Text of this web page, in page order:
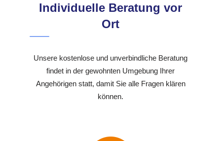
Individuelle Beratung vor
Ort
Unsere kostenlose und unverbindliche Beratung
findet in der gewohnten Umgebung Ihrer
Angehörigen statt, damit Sie alle Fragen klären
können.